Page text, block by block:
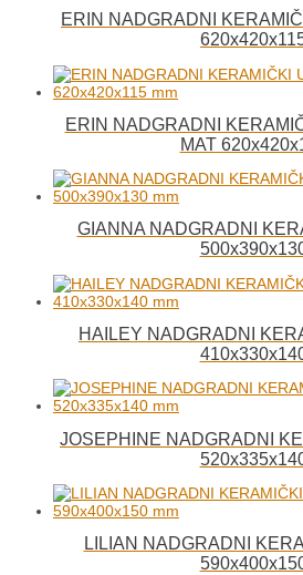
ERIN NADGRADNI
ERIN NADGRADNI
MAT
GIANNA NADGRADNI
HAILEY NADGRADNI
JOSEPHINE NADGRADNI
LILIAN NADGRADNI